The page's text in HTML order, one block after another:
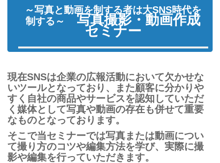
～写真と動画を制する者は大SNS時代を
制する ～ 写真撮影・動画作成
セミナー
現在SNSは企業の広報活動において欠かせな
いツールとなっており、また顧客に分かりや
すく自社の商品やサービスを認知していただ
く媒体として写真や動画の存在も併せて重要
なものとなっております。
そこで当セミナーでは写真または動画につい
て撮り方のコツや編集方法を学び、実際に撮
影や編集を行っていただきます。